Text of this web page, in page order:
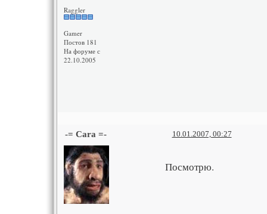
Raggler
Gamer
Постов 181
На форуме с
22.10.2005
-= Cara =- 10.01.2007, 00:27
Посмотрю.